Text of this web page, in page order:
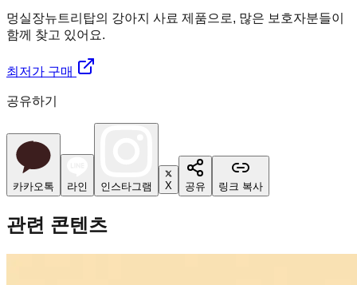
멍실장뉴트리탑의 강아지 사료 제품으로, 많은 보호자분들이
함께 찾고 있어요.
최저가 구매
공유하기
카카오톡 라인 인스타그램 X 공유 링크 복사
관련 콘텐츠